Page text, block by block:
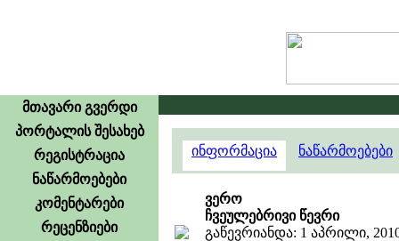
მთავარი გვერდი
პორტალის შესახებ
რეგისტრაცია
ნაწარმოებები
კომენტარები
რეცენზიები
ინფორმაცია ნაწარმოებები
ვერო
ჩვეულებრივი წევრი
გაწევრიანდა: 1 აპრილი,